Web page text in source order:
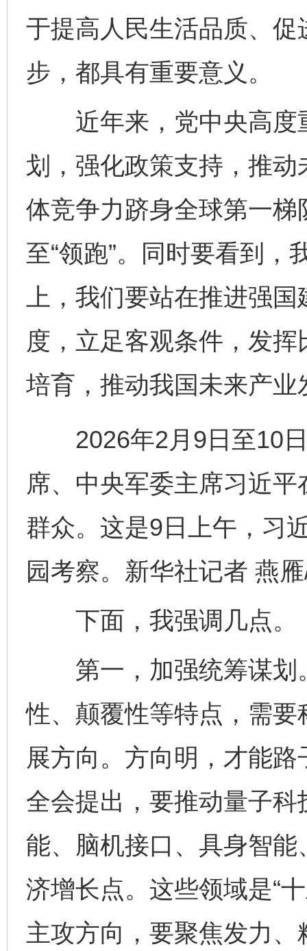
于提高人民生活品质、
步，都具有重要意义。
近年来，党中央高度
划，强化政策支持，推
体竞争力跻身全球第一梯
至“领跑”。同时要看到
上，我们要站在推进强
度，立足客观条件，发
培育，推动我国未来产
2026年2月9日至10日
席、中央军委主席习近
群众。这是9日上午，习
园考察。新华社记者 燕
下面，我强调几点。
第一，加强统筹谋划
性、颠覆性等特点，需
展方向。方向明，才能
全会提出，要推动量子
能、脑机接口、具身智
济增长点。这些领域是“
主攻方向，要聚焦发力